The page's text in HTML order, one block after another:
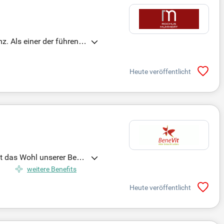
Als einer der führend
über 56.000 statio
moderne arbeitsmedi
Heute veröffentlicht
Wohl unserer Bew
die Möglichkeit, kre
weitere Benefits
Heute veröffentlicht